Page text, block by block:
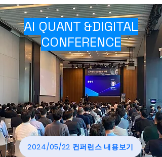
AI QUANT &DIGITAL
CONFERENCE
2024/05/22 컨퍼런스 내용보기